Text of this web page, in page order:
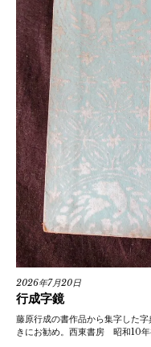
2026年7月20日
行成字鏡
藤原行成の書作品から集字した
きにお勧め。西東書房 昭和10